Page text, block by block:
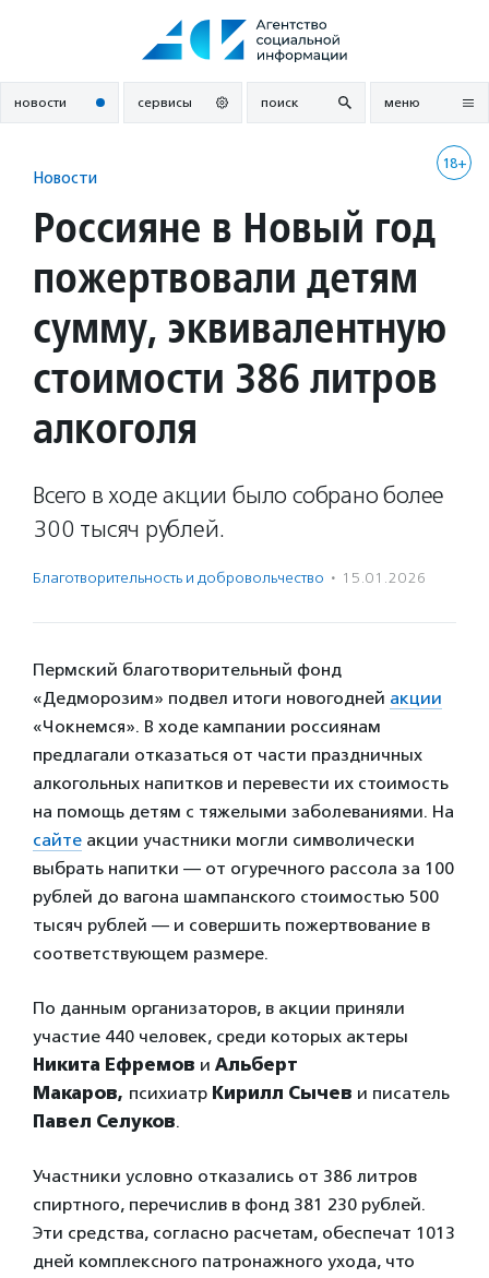
новости сервисы поиск меню
18+
Новости
Россияне в Новый год
пожертвовали детям
сумму, эквивалентную
стоимости 386 литров
алкоголя
Всего в ходе акции было собрано более
300 тысяч рублей.
Благотвори­тель­ность и доброволь­чест­во · 15.01.2026
Пермский благотворительный фонд
«Дедморозим» подвел итоги новогодней акции
«Чокнемся». В ходе кампании россиянам
предлагали отказаться от части праздничных
алкогольных напитков и перевести их стоимость
на помощь детям с тяжелыми заболеваниями. На
сайте акции участники могли символически
выбрать напитки — от огуречного рассола за 100
рублей до вагона шампанского стоимостью 500
тысяч рублей — и совершить пожертвование в
соответствующем размере.
По данным организаторов, в акции приняли
участие 440 человек, среди которых актеры
Никита Ефремов и Альберт
Макаров, психиатр Кирилл Сычев и писатель
Павел Селуков.
Участники условно отказались от 386 литров
спиртного, перечислив в фонд 381 230 рублей.
Эти средства, согласно расчетам, обеспечат 1013
дней комплексного патронажного ухода, что